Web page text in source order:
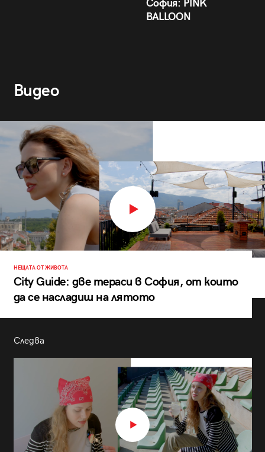
София: PINK
BALLOON
Видео
НЕЩАТА ОТ ЖИВОТА
City Guide: две тераси в София, от които
да се насладиш на лятото
Следва